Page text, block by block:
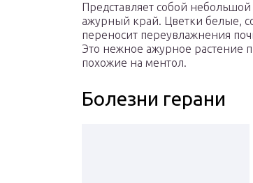
Представляет собой
ажурный край. Цветки белые,
переносит переувлажнения
Это нежное ажурное растение
похожие на ментол.
Болезни герани